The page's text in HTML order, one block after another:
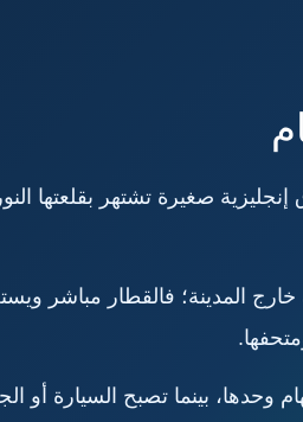
صغيرة تشتهر بقلعتها
خارج المدينة؛ فالقطار مباشر
بينما تصبح السيارة أو